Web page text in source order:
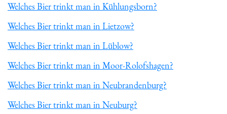
Welches Bier trinkt man in Kühlungsborn?
Welches Bier trinkt man in Lietzow?
Welches Bier trinkt man in Lüblow?
Welches Bier trinkt man in Moor-Rolofshagen?
Welches Bier trinkt man in Neubrandenburg?
Welches Bier trinkt man in Neuburg?